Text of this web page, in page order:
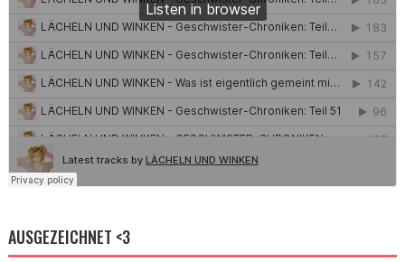
AUSGEZEICHNET <3